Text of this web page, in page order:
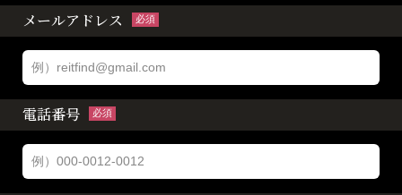
メールアドレス 必須
電話番号 必須